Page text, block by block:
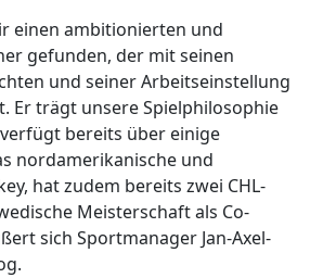
einen ambitionierten und
gefunden, der mit seinen
und seiner Arbeitseinstellung
Er trägt unsere Spielphilosophie
bereits über einige
nordamerikanische und
hat zudem bereits zwei CHL-
Meisterschaft als Co-
sich Sportmanager Jan-Axel-